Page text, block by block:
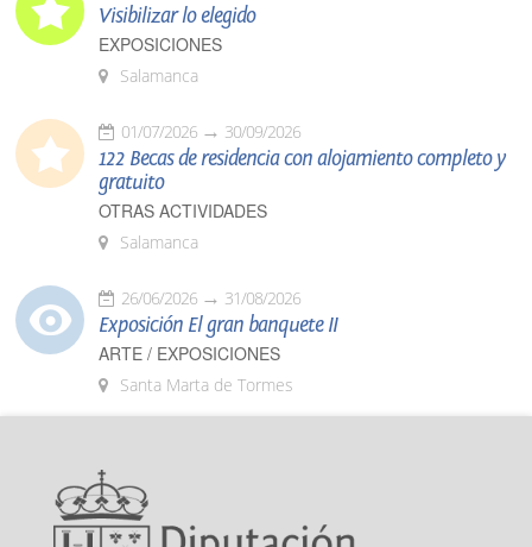
Visibilizar lo elegido
EXPOSICIONES
Salamanca
01/07/2026 30/09/2026
122 Becas de residencia con alojamiento completo y
gratuito
OTRAS ACTIVIDADES
Salamanca
26/06/2026 31/08/2026
Exposición El gran banquete II
ARTE / EXPOSICIONES
Santa Marta de Tormes